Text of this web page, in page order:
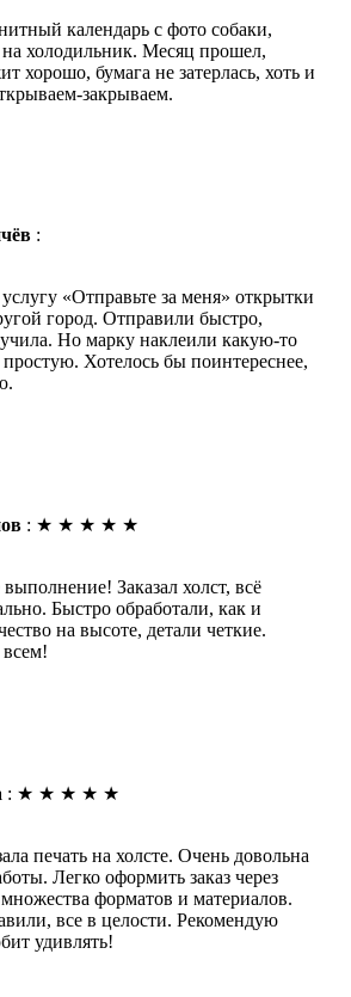
календарь с фото собаки,
холодильник. Месяц прошел,
хорошо, бумага не затерлась, хоть и
закрываем.
:
«Отправьте за меня» открытки
город. Отправили быстро,
Но марку наклеили какую-то
Хотелось бы поинтереснее,
: ★ ★ ★ ★ ★
Заказал холст, всё
Быстро обработали, как и
на высоте, детали четкие.
: ★ ★ ★ ★ ★
печать на холсте. Очень довольна
Легко оформить заказ через
форматов и материалов.
все в целости. Рекомендую
удивлять!